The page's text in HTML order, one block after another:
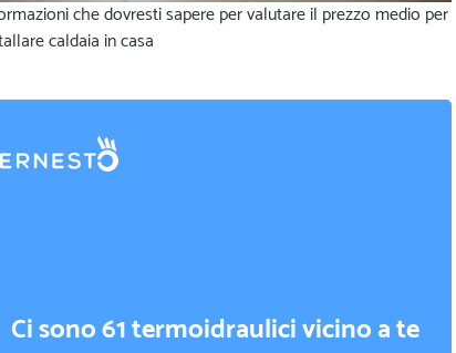
che dovresti sapere per valutare il prezzo medio per
caldaia in casa
Ci sono 61 termoidraulici vicino a te